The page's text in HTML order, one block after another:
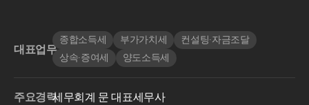
대표업무
종합소득세 부가가치세
컨설팅∙자금조달
상속∙증여세
양도소득세
주요경력세무회계 문 대표세무사